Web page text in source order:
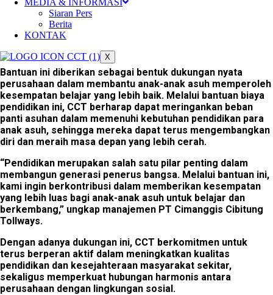
MEDIA & INFORMASI
Siaran Pers
Berita
KONTAK
X
terhadap dunia pendidikan dan komitmen dalam
menjalankan program
PT Cimanggis Cibitung Tollways (CCT)
Bantuan Biaya Pendidikan kepada Panti Asuhan
Holy Angel, Kota Bekasi.
Bantuan ini diberikan sebagai bentuk dukungan nyata
perusahaan dalam membantu anak-anak asuh memperoleh
kesempatan belajar yang lebih baik. Melalui bantuan biaya
pendidikan ini, CCT berharap dapat meringankan beban
panti asuhan dalam memenuhi kebutuhan pendidikan para
anak asuh, sehingga mereka dapat terus mengembangkan
diri dan meraih masa depan yang lebih cerah.
“Pendidikan merupakan salah satu pilar penting dalam
membangun generasi penerus bangsa. Melalui bantuan ini,
kami ingin berkontribusi dalam memberikan kesempatan
yang lebih luas bagi anak-anak asuh untuk belajar dan
berkembang,” ungkap manajemen PT Cimanggis Cibitung
Tollways.
Dengan adanya dukungan ini, CCT berkomitmen untuk
terus berperan aktif dalam meningkatkan kualitas
pendidikan dan kesejahteraan masyarakat sekitar,
sekaligus memperkuat hubungan harmonis antara
perusahaan dengan lingkungan sosial.